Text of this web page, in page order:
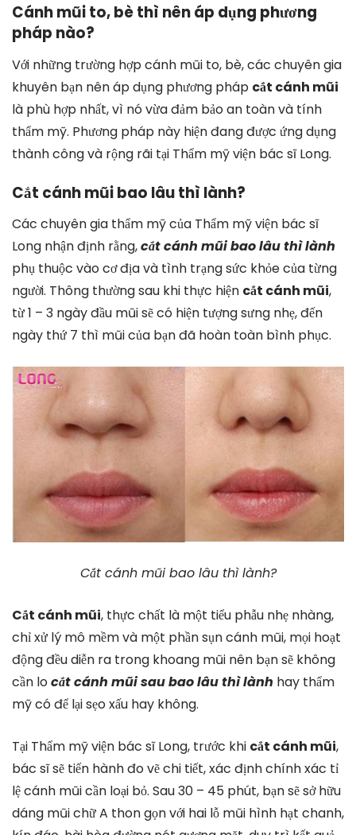
Cánh mũi to, bè thì nên áp dụng phương
pháp nào?
Với những trường hợp cánh mũi to, bè, các chuyên gia
khuyên bạn nên áp dụng phương pháp cắt cánh mũi
là phù hợp nhất, vì nó vừa đảm bảo an toàn và tính
thẩm mỹ. Phương pháp này hiện đang được ứng dụng
thành công và rộng rãi tại Thẩm mỹ viện bác sĩ Long.
Cắt cánh mũi bao lâu thì lành?
Các chuyên gia thẩm mỹ của Thẩm mỹ viện bác sĩ
Long nhận định rằng,cắt cánh mũi bao lâu thì lành
phụ thuộc vào cơ địa và tình trạng sức khỏe của từng
người. Thông thường sau khi thực hiện cắt cánh mũi,
từ 1 – 3 ngày đầu mũi sẽ có hiện tượng sưng nhẹ, đến
ngày thứ 7 thì mũi của bạn đã hoàn toàn bình phục.
Cắt cánh mũi bao lâu thì lành?
Cắt cánh mũi, thực chất là một tiểu phẫu nhẹ nhàng,
chỉ xử lý mô mềm và một phần sụn cánh mũi, mọi hoạt
động đều diễn ra trong khoang mũi nên bạn sẽ không
cần locắt cánh mũi sau bao lâu thì lành hay thẩm
mỹ có để lại sẹo xấu hay không.
Tại Thẩm mỹ viện bác sĩ Long, trước khi cắt cánh mũi,
bác sĩ sẽ tiến hành đo vẽ chi tiết, xác định chính xác tỉ
lệ cánh mũi cần loại bỏ. Sau 30 – 45 phút, bạn sẽ sở hữu
dáng mũi chữ A thon gọn với hai lỗ mũi hình hạt chanh,